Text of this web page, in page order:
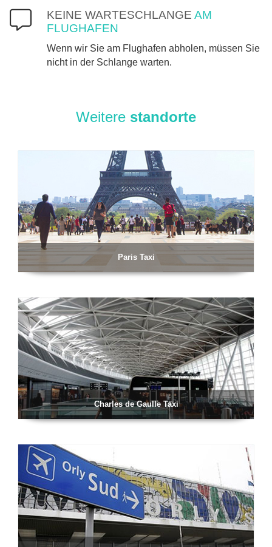
KEINE WARTESCHLANGE AM
FLUGHAFEN
Wenn wir Sie am Flughafen abholen, müssen Sie
nicht in der Schlange warten.
Weitere standorte
Paris Taxi
Charles de Gaulle Taxi